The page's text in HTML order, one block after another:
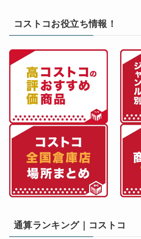
コストコお役立ち情報！
通算ランキング｜コストコ